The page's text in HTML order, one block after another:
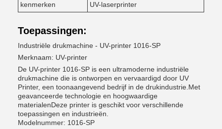
kenmerken
UV-laserprinter
Toepassingen:
Industriële drukmachine - UV-printer 1016-SP
Merknaam: UV-printer
De UV-printer 1016-SP is een ultramoderne industriële
drukmachine die is ontworpen en vervaardigd door UV
Printer, een toonaangevend bedrijf in de drukindustrie.Met
geavanceerde technologie en hoogwaardige
materialenDeze printer is geschikt voor verschillende
toepassingen en industrieën.
Modelnummer: 1016-SP